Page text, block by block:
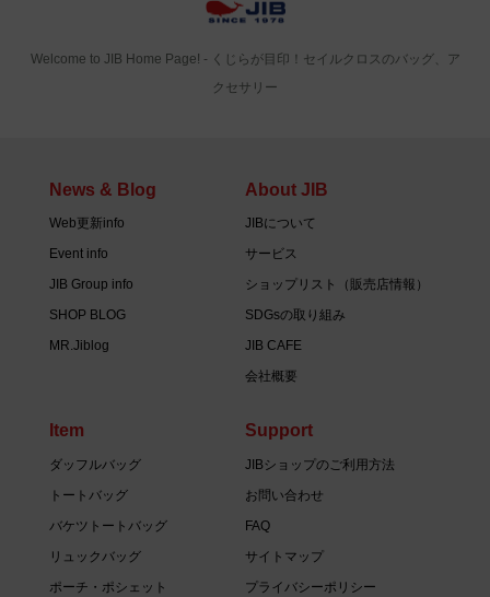
Welcome to JIB Home Page! ‐ くじらが目印！セイルクロスのバッグ、ア
クセサリー
News & Blog
Web更新info
Event info
JIB Group info
SHOP BLOG
MR.Jiblog
About JIB
JIBについて
サービス
ショップリスト（販売店情報）
SDGsの取り組み
JIB CAFE
会社概要
Item
ダッフルバッグ
トートバッグ
バケツトートバッグ
リュックバッグ
ポーチ・ポシェット
Support
JIBショップのご利用方法
お問い合わせ
FAQ
サイトマップ
プライバシーポリシー